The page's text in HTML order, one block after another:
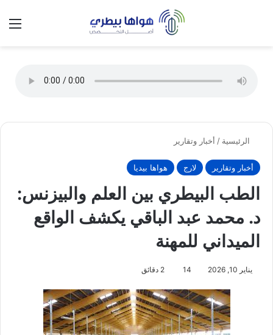
الوضع
الرئيسية / أخبار وتقارير
أخبار وتقارير لارج هواها بيديا
الطب البيطري بين العلم والبيزنس:
د. محمد عبد الباقي يكشف الواقع
الميداني للمهنة
يناير 10, 2026 14